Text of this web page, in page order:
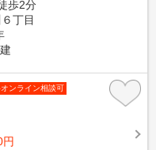
歩2分
丁目
ンライン相談可